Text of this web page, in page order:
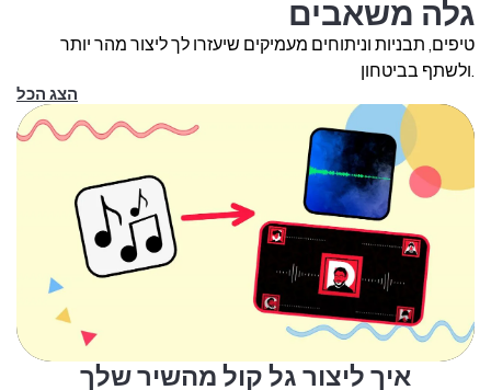
גלה משאבים
טיפים, תבניות וניתוחים מעמיקים שיעזרו לך ליצור מהר יותר
הצג הכל
איך ליצור גל קול מהשיר שלך